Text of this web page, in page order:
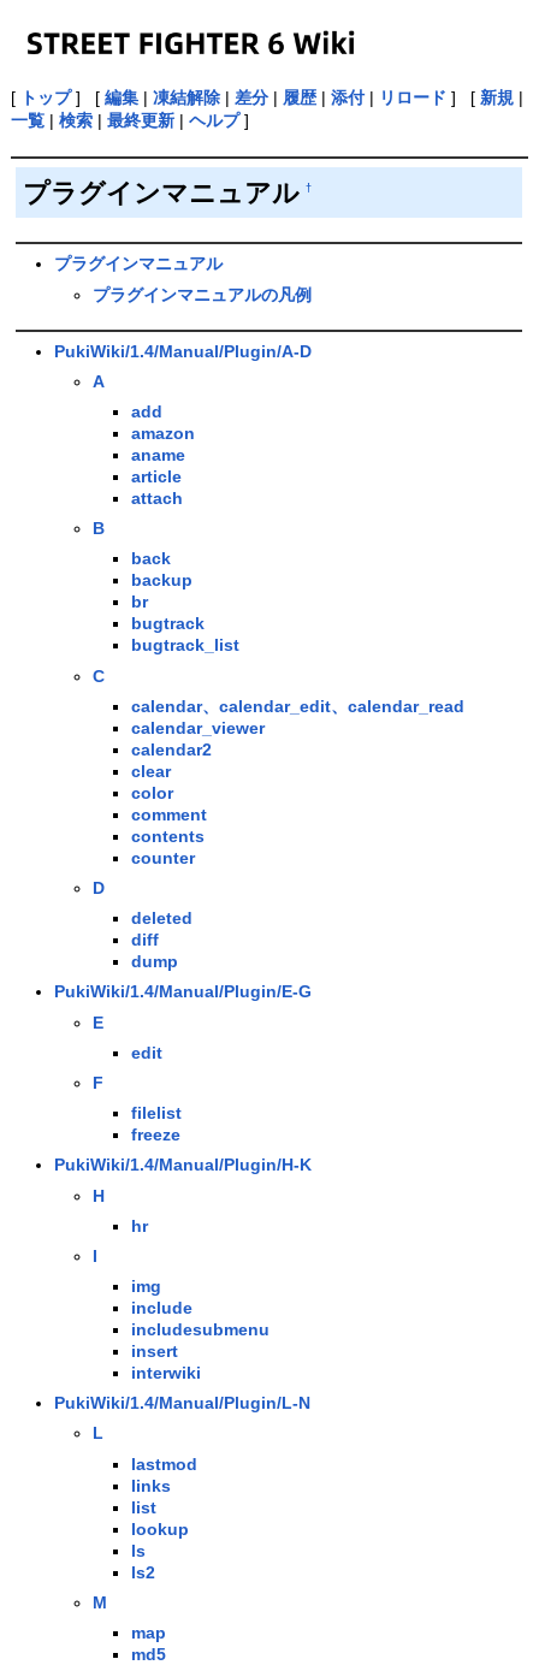
[ トップ] [ 編集| 凍結解除| 差分| 履歴| 添付| リロード ] [ 新規|
一覧| 検索| 最終更新| ヘルプ]
プラグインマニュアル †
プラグインマニュアル
プラグインマニュアルの凡例
PukiWiki/1.4/Manual/Plugin/A-D
A
add
amazon
aname
article
attach
B
back
backup
br
bugtrack
bugtrack_list
C
calendar、calendar_edit、calendar_read
calendar_viewer
calendar2
clear
color
comment
contents
counter
D
deleted
diff
dump
PukiWiki/1.4/Manual/Plugin/E-G
E
edit
F
filelist
freeze
PukiWiki/1.4/Manual/Plugin/H-K
H
hr
I
img
include
includesubmenu
insert
interwiki
PukiWiki/1.4/Manual/Plugin/L-N
L
lastmod
links
list
lookup
ls
ls2
M
map
md5